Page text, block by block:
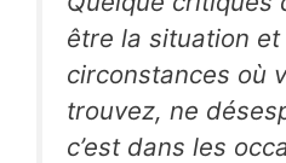
être la situation et
circonstances où
trouvez, ne
c’est dans les